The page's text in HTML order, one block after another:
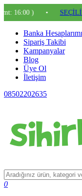
) • SEÇİLİ
Banka
Sipariş Takibi
Kampanyalar
Blog
Üye Ol
İletişim
08502202635
0